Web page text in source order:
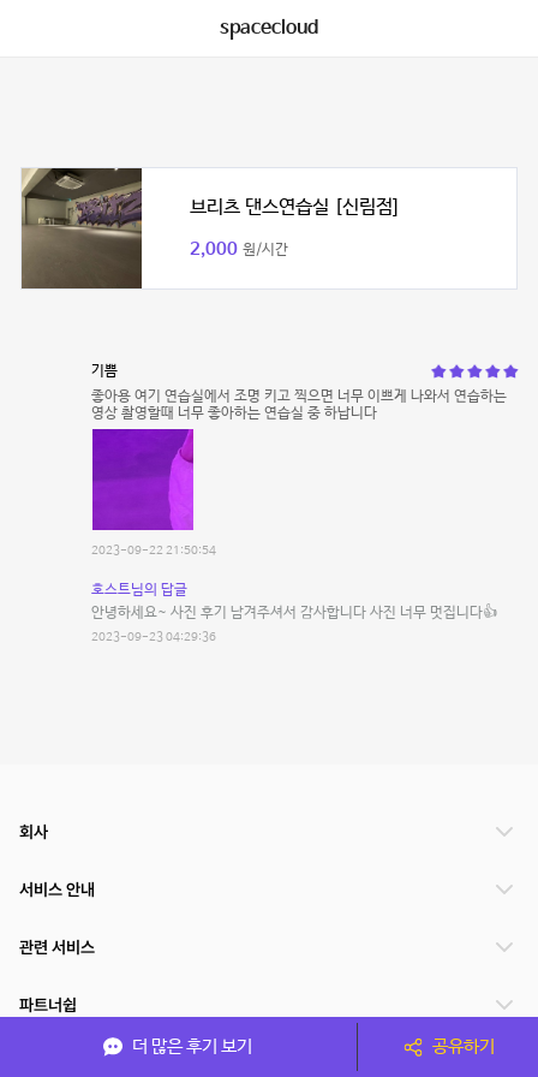
spacecloud
브리츠 댄스연습실 [신림점]
2,000 원/시간
기쁨
좋아용 여기 연습실에서 조명 키고 찍으면 너무 이쁘게 나와서 연습하는
영상 촬영할때 너무 좋아하는 연습실 중 하납니다
2023-09-22 21:50:54
호스트님의 답글
안녕하세요~ 사진 후기 남겨주셔서 감사합니다 사진 너무 멋집니다👍
2023-09-23 04:29:36
더 많은 후기 보기 공유하기
회사
서비스 안내
관련 서비스
파트너쉽
서비스 제공 국가